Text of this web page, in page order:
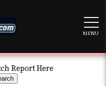
MENU
Report Here